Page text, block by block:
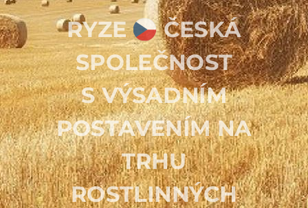
RYZE
ČESKÁ
SPOLEČNOST
SVÝSADNÍM
POSTAVENÍM NA
TRHU
ROSTLINNÝCH